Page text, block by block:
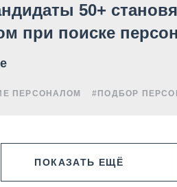
50+
при поиске
ПЕРСОНАЛОМ #ПОДБОР
ПОКАЗАТЬ ЕЩЁ